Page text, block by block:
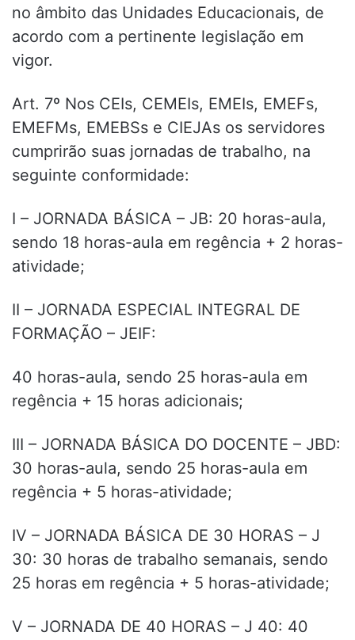
no âmbito das Unidades Educacionais, de
acordo com a pertinente legislação em
vigor.
Art. 7º Nos CEIs, CEMEIs, EMEIs, EMEFs,
EMEFMs, EMEBSs e CIEJAs os servidores
cumprirão suas jornadas de trabalho, na
seguinte conformidade:
I – JORNADA BÁSICA – JB: 20 horas-aula,
sendo 18 horas-aula em regência + 2 horas-
atividade;
II – JORNADA ESPECIAL INTEGRAL DE
FORMAÇÃO – JEIF:
40 horas-aula, sendo 25 horas-aula em
regência + 15 horas adicionais;
III – JORNADA BÁSICA DO DOCENTE – JBD:
30 horas-aula, sendo 25 horas-aula em
regência + 5 horas-atividade;
IV – JORNADA BÁSICA DE 30 HORAS – J
30: 30 horas de trabalho semanais, sendo
25 horas em regência + 5 horas-atividade;
V – JORNADA DE 40 HORAS – J 40: 40